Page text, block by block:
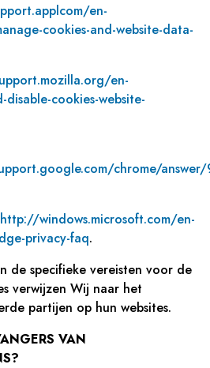
en-
cookies-and-website-data-
en-
cookies-website-
chrome/
http://windows.microsoft.com/en-
privacy-faq.
de specifieke vereisten voor de
verwijzen Wij naar het
partijen op hun websites.
VAN